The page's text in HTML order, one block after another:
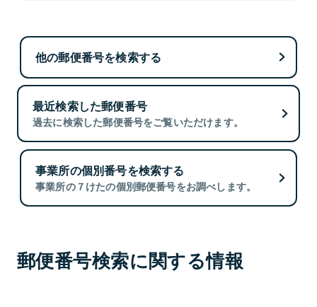
他の郵便番号を検索する
最近検索した郵便番号
過去に検索した郵便番号をご覧いただけます。
事業所の個別番号を検索する
事業所の７けたの個別郵便番号をお調べします。
郵便番号検索に関する情報